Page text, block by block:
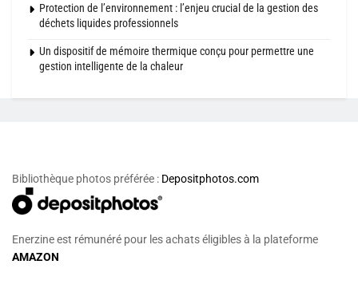
Protection de l’environnement : l’enjeu crucial de la gestion des
déchets liquides professionnels
Un dispositif de mémoire thermique conçu pour permettre une
gestion intelligente de la chaleur
Bibliothèque photos préférée : Depositphotos.com
Enerzine est rémunéré pour les achats éligibles à la plateforme
AMAZON